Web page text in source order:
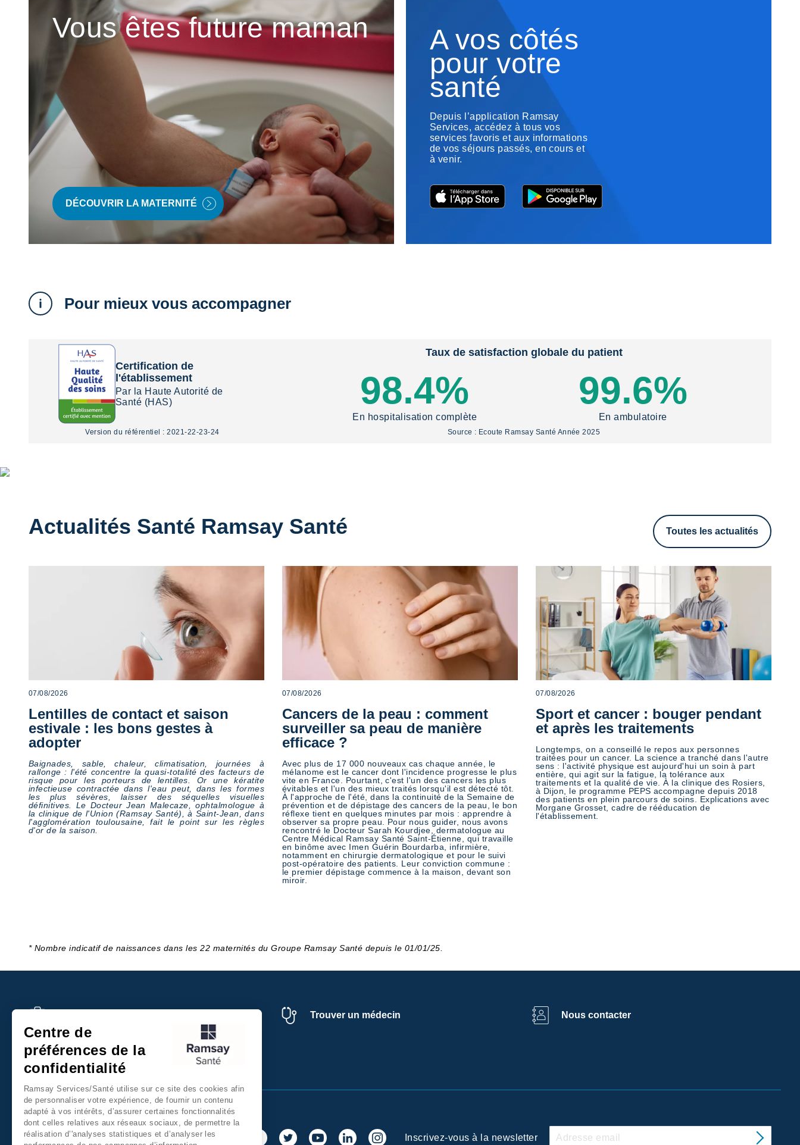
Vous êtes future maman
DÉCOUVRIR LA MATERNITÉ
A vos côtés
pour votre
santé
Depuis l’application Ramsay
Services, accédez à tous vos
services favoris et aux informations
de vos séjours passés, en cours et
à venir.
Pour mieux vous accompagner
Certification de
l'établissement
Par la Haute Autorité de
Santé (HAS)
Version du référentiel : 2021-22-23-24
Taux de satisfaction globale du patient
98.4%
En hospitalisation complète
99.6%
En ambulatoire
Source : Ecoute Ramsay Santé Année 2025
HTML
compte bien
plus que les
chiffres ...
Mais certains
chiffres comptent
aussi
En savoir plus
4jours
délai moyen d'obtention
d'un RDV pour une IRM
dans nos centres
Actualités Santé Ramsay Santé Toutes les actualités
07/08/2026
Lentilles de contact et saison
estivale : les bons gestes à
adopter
Baignades, sable, chaleur, climatisation, journées à
rallonge : l'été concentre la quasi-totalité des facteurs de
risque pour les porteurs de lentilles. Or une kératite
infectieuse contractée dans l'eau peut, dans les formes
les plus sévères, laisser des séquelles visuelles
définitives. Le Docteur Jean Malecaze, ophtalmologue à
la clinique de l'Union (Ramsay Santé), à Saint-Jean, dans
l'agglomération toulousaine, fait le point sur les règles
d'or de la saison.
07/08/2026
Cancers de la peau : comment
surveiller sa peau de manière
efficace ?
Avec plus de 17 000 nouveaux cas chaque année, le
mélanome est le cancer dont l'incidence progresse le plus
vite en France. Pourtant, c'est l'un des cancers les plus
évitables et l'un des mieux traités lorsqu'il est détecté tôt.
À l'approche de l'été, dans la continuité de la Semaine de
prévention et de dépistage des cancers de la peau, le bon
réflexe tient en quelques minutes par mois : apprendre à
observer sa propre peau. Pour nous guider, nous avons
rencontré le Docteur Sarah Kourdjee, dermatologue au
Centre Médical Ramsay Santé Saint-Étienne, qui travaille
en binôme avec Imen Guérin Bourdarba, infirmière,
notamment en chirurgie dermatologique et pour le suivi
post-opératoire des patients. Leur conviction commune :
le premier dépistage commence à la maison, devant son
miroir.
07/08/2026
Sport et cancer : bouger pendant
et après les traitements
Longtemps, on a conseillé le repos aux personnes
traitées pour un cancer. La science a tranché dans l'autre
sens : l'activité physique est aujourd'hui un soin à part
entière, qui agit sur la fatigue, la tolérance aux
traitements et la qualité de vie. À la clinique des Rosiers,
à Dijon, le programme PEPS accompagne depuis 2018
des patients en plein parcours de soins. Explications avec
Morgane Grosset, cadre de rééducation de
l'établissement.
* Nombre indicatif de naissances dans les 22 maternités du Groupe Ramsay Santé depuis le 01/01/25.
Trouver un médecin Nous contacter
Paiement en ligne
Retrouvez nous sur les réseaux sociaux Inscrivez-vous à la newsletter
Centre de
préférences de la
confidentialité
Ramsay Services/Santé utilise sur ce site des cookies afin
de personnaliser votre expérience, de fournir un contenu
adapté à vos intérêts, d’assurer certaines fonctionnalités
dont celles relatives aux réseaux sociaux, de permettre la
réalisation d’'analyses statistiques et d’analyser les